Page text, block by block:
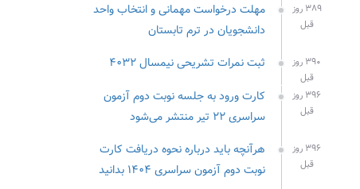
۳۸۹ روز
قبل
مهلت درخواست مهمانی و انتخاب واحد
دانشجویان در ترم تابستان
۳۹۰ روز
قبل
ثبت نمرات تشریحی نیمسال ۴۰۳۲
۳۹۶ روز
قبل
کارت ورود به جلسه نوبت دوم آزمون
سراسری ۲۲ تیر منتشر می‌شود
۳۹۶ روز
قبل
هرآنچه باید درباره نحوه دریافت کارت
نوبت دوم آزمون سراسری ۱۴۰۴ بدانید